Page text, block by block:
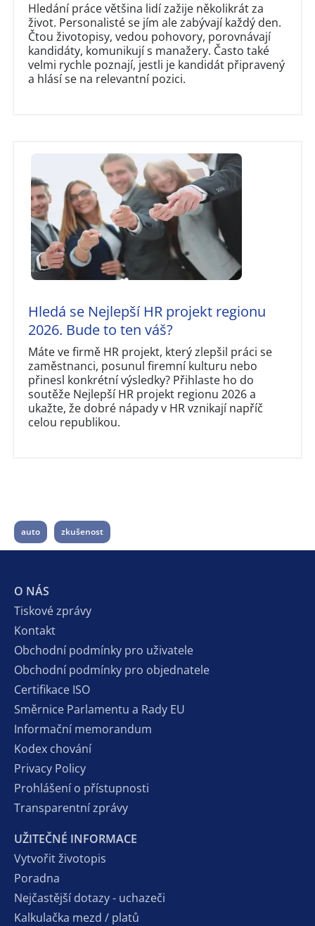
Hledání práce většina lidí zažije několikrát za
život. Personalisté se jím ale zabývají každý den.
Čtou životopisy, vedou pohovory, porovnávají
kandidáty, komunikují s manažery. Často také
velmi rychle poznají, jestli je kandidát připravený
a hlásí se na relevantní pozici.
Hledá se Nejlepší HR projekt regionu
2026. Bude to ten váš?
Máte ve firmě HR projekt, který zlepšil práci se
zaměstnanci, posunul firemní kulturu nebo
přinesl konkrétní výsledky? Přihlaste ho do
soutěže Nejlepší HR projekt regionu 2026 a
ukažte, že dobré nápady v HR vznikají napříč
celou republikou.
auto zkušenost
O NÁS
Tiskové zprávy
Kontakt
Obchodní podmínky pro uživatele
Obchodní podmínky pro objednatele
Certifikace ISO
Směrnice Parlamentu a Rady EU
Informační memorandum
Kodex chování
Privacy Policy
Prohlášení o přístupnosti
Transparentní zprávy
UŽITEČNÉ INFORMACE
Vytvořit životopis
Poradna
Nejčastější dotazy - uchazeči
Kalkulačka mezd / platů